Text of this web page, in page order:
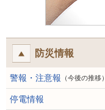
防災情報
警報・注意報 （今後の推移）
停電情報